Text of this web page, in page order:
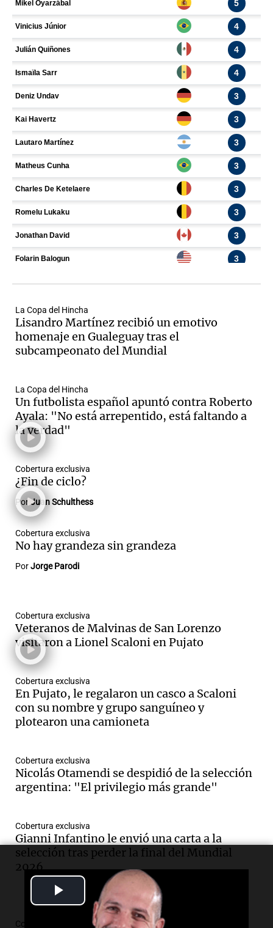
Play
Video
La Copa del Hincha
Lisandro Martínez recibió un emotivo
homenaje en Gualeguay tras el
subcampeonato del Mundial
La Copa del Hincha
Un futbolista español apuntó contra Roberto
Ayala: "No está arrepentido, está faltando a
la verdad"
Cobertura exclusiva
¿Fin de ciclo?
PorJuan Schulthess
Cobertura exclusiva
No hay grandeza sin grandeza
PorJorge Parodi
Cobertura exclusiva
Veteranos de Malvinas de San Lorenzo
visitaron a Lionel Scaloni en Pujato
Cobertura exclusiva
En Pujato, le regalaron un casco a Scaloni
con su nombre y grupo sanguíneo y
plotearon una camioneta
Cobertura exclusiva
Nicolás Otamendi se despidió de la selección
argentina: "El privilegio más grande"
Cobertura exclusiva
Gianni Infantino le envió una carta a la
selección tras perder la final del Mundial
2026
Cobertura exclusiva